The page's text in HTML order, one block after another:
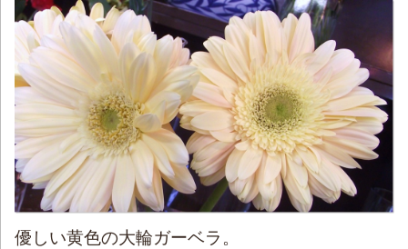
優しい黄色の大輪ガーベラ。